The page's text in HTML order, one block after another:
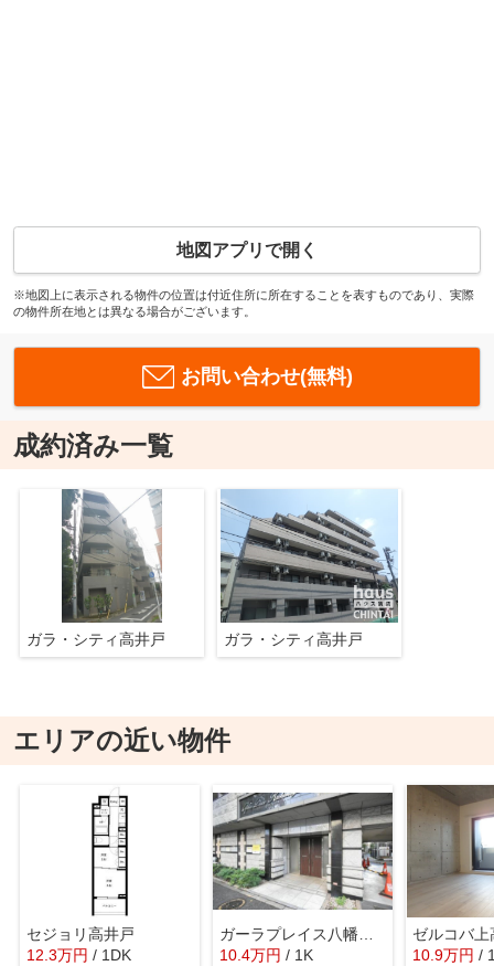
地図アプリで開く
※地図上に表示される物件の位置は付近住所に所在することを表すものであり、実際
の物件所在地とは異なる場合がございます。
お問い合わせ(無料)
成約済み一覧
ガラ・シティ高井戸 ガラ・シティ高井戸
エリアの近い物件
セジョリ高井戸
12.3万円 / 1DK
ガーラプレイス八幡山弐番館
10.4万円 / 1K
ゼルコバ上
10.9万円 /